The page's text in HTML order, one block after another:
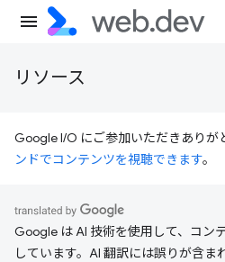
リソース
Google I/O にご参加いただきありが
ンドでコンテンツを視聴できます。
Google は AI 技術を使用して、コン
しています。AI 翻訳には誤りが含ま